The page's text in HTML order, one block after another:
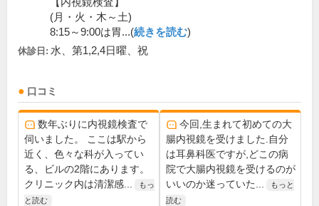
(月・火・木～土)
8:15～9:00は胃...(続きを読む)
休診日: 水、第1,2,4日曜、祝
口コミ
数年ぶりに内視鏡検査で
伺いました。 ここは駅から
近く、色々な科が入ってい
る、ビルの2階にあります。
クリニック内は清潔感...
もっ
と読む
今回,生まれて初めての大
腸内視鏡を受けました.自分
は耳鼻科医ですが,どこの病
院で大腸内視鏡を受けるのが
いいのか迷っていた...
もっと
読む